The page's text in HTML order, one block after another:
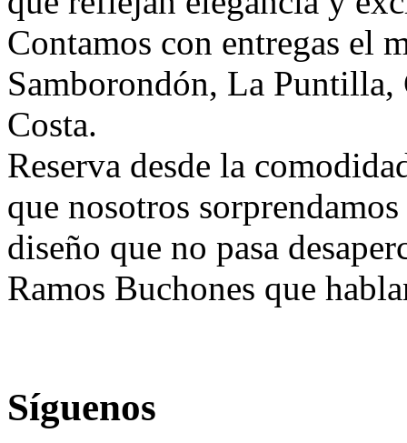
Contamos con entregas el
Samborondón, La Puntilla,
Costa.
Reserva desde la
que nosotros
diseño que no pasa
Ramos Buchones que
Síguenos